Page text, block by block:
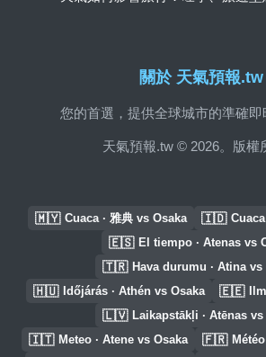
關於 天氣預報.tw
您的首選，提供全球城市的準確即
天氣預報.tw © 2026。版權
🇲🇾 Cuaca · 雅典 vs Osaka 🇮🇩
🇪🇸 El tiempo · Atenas vs
🇹🇷 Hava durumu · Atina vs
🇭🇺 Időjárás · Athén vs Osaka 🇪🇪
🇱🇻 Laikapstākļi · Atēnas vs
🇮🇹 Meteo · Atene vs Osaka 🇫🇷